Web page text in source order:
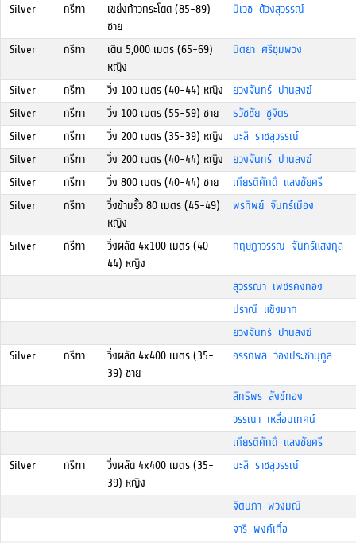
Silver กรีฑา
เขย่งก้าวกระโดด (85-89)
ชาย
นิเวช ด้วงสุวรรณ์
Silver กรีฑา
เดิน 5,000 เมตร (65-69)
หญิง
นิตยา ศรีชุมพวง
Silver กรีฑา วิ่ง 100 เมตร (40-44) หญิง
ยวงจันทร์ ปานสงฆ์
Silver
กรีฑา วิ่ง 100 เมตร (55-59) ชาย
ธวัชชัย ชูจิตร
Silver
กรีฑา วิ่ง 200 เมตร (35-39) หญิง
มะลิ ราชสุวรรณ์
Silver
กรีฑา วิ่ง 200 เมตร (40-44) หญิง
ยวงจันทร์ ปานสงฆ์
Silver
กรีฑา วิ่ง 800 เมตร (40-44) ชาย
เกียรติศักดิ์ แสงชัยศรี
Silver
กรีฑา
วิ่งข้ามรั้ว 80 เมตร (45-49)
หญิง
พรทิพย์ จันทร์เมือง
Silver กรีฑา
วิ่งผลัด 4x100 เมตร (40-
44) หญิง
กฤษฎาวรรณ จันทร์แสงกุล
สุวรรณา เพชรคงทอง
ปราณี แข็งมาก
ยวงจันทร์ ปานสงฆ์
Silver
กรีฑา
วิ่งผลัด 4x400 เมตร (35-
39) ชาย
อรรถพล ว่องประชานุกูล
สิทธิพร สังข์ทอง
วรรณา เหลื่อมเทศน์
เกียรติศักดิ์ แสงชัยศรี
Silver
กรีฑา
วิ่งผลัด 4x400 เมตร (35-
39) หญิง
มะลิ ราชสุวรรณ์
จิตนภา พวงมณี
จารี พงค์เกื้อ